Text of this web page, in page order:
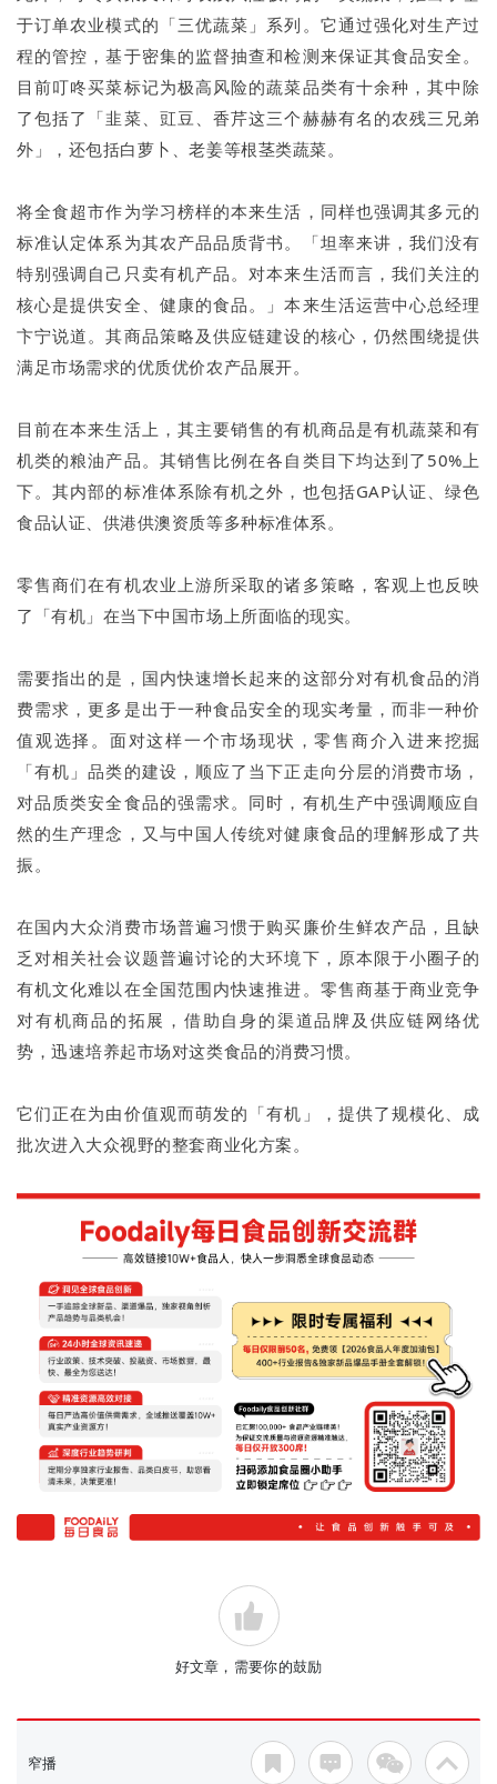
于订单农业模式的「三优蔬菜」系列。它通过强化对生产过
程的管控，基于密集的监督抽查和检测来保证其食品安全。
目前叮咚买菜标记为极高风险的蔬菜品类有十余种，其中除
了包括了「韭菜、豇豆、香芹这三个赫赫有名的农残三兄弟
外」，还包括白萝卜、老姜等根茎类蔬菜。
将全食超市作为学习榜样的本来生活，同样也强调其多元的
标准认定体系为其农产品品质背书。「坦率来讲，我们没有
特别强调自己只卖有机产品。对本来生活而言，我们关注的
核心是提供安全、健康的食品。」本来生活运营中心总经理
卞宁说道。其商品策略及供应链建设的核心，仍然围绕提供
满足市场需求的优质优价农产品展开。
目前在本来生活上，其主要销售的有机商品是有机蔬菜和有
机类的粮油产品。其销售比例在各自类目下均达到了50%上
下。其内部的标准体系除有机之外，也包括GAP认证、绿色
食品认证、供港供澳资质等多种标准体系。
零售商们在有机农业上游所采取的诸多策略，客观上也反映
了「有机」在当下中国市场上所面临的现实。
需要指出的是，国内快速增长起来的这部分对有机食品的消
费需求，更多是出于一种食品安全的现实考量，而非一种价
值观选择。面对这样一个市场现状，零售商介入进来挖掘
「有机」品类的建设，顺应了当下正走向分层的消费市场，
对品质类安全食品的强需求。同时，有机生产中强调顺应自
然的生产理念，又与中国人传统对健康食品的理解形成了共
振。
在国内大众消费市场普遍习惯于购买廉价生鲜农产品，且缺
乏对相关社会议题普遍讨论的大环境下，原本限于小圈子的
有机文化难以在全国范围内快速推进。零售商基于商业竞争
对有机商品的拓展，借助自身的渠道品牌及供应链网络优
势，迅速培养起市场对这类食品的消费习惯。
它们正在为由价值观而萌发的「有机」，提供了规模化、成
批次进入大众视野的整套商业化方案。
好文章，需要你的鼓励
窄播